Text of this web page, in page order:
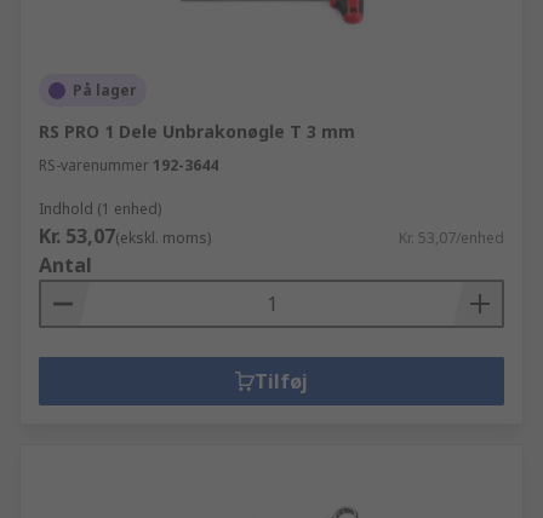
På lager
RS PRO 1 Dele Unbrakonøgle T 3 mm
RS-varenummer 192-3644
Indhold (1 enhed)
Kr. 53,07(ekskl. moms) Kr. 53,07/enhed
Antal
Tilføj